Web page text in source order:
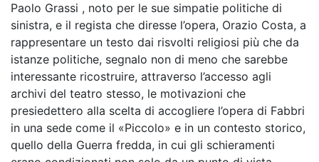
Paolo Grassi , noto per le sue simpatie politiche di
sinistra, e il regista che diresse l’opera, Orazio Costa, a
rappresentare un testo dai risvolti religiosi più che da
istanze politiche, segnalo non di meno che sarebbe
interessante ricostruire, attraverso l’accesso agli
archivi del teatro stesso, le motivazioni che
presiedettero alla scelta di accogliere l’opera di Fabbri
in una sede come il «Piccolo» e in un contesto storico,
quello della Guerra fredda, in cui gli schieramenti